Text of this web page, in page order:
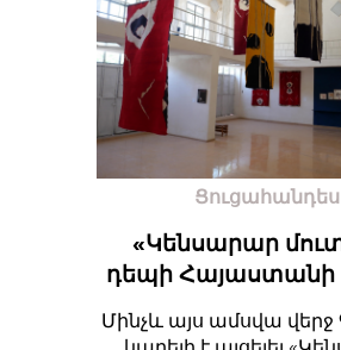
Ցուցահանդես
«Կենսարար
դեպի Հայաստանի
Մինչև այս ամսվա վերջ